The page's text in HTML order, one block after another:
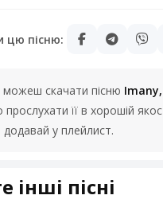
цю пісню:
можеш скачати пісню
її в хорошій
у плейлист.
інші пісні